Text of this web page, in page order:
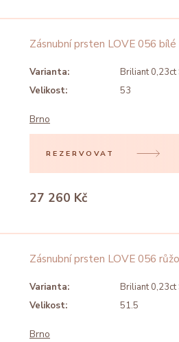
Zásnubní prsten LOVE 056
Varianta:
Briliant 0,23ct
Velikost:
53
Brno
REZERVOVAT
27 260 Kč
Zásnubní prsten LOVE 056
Varianta:
Briliant 0,23ct
Velikost:
51.5
Brno